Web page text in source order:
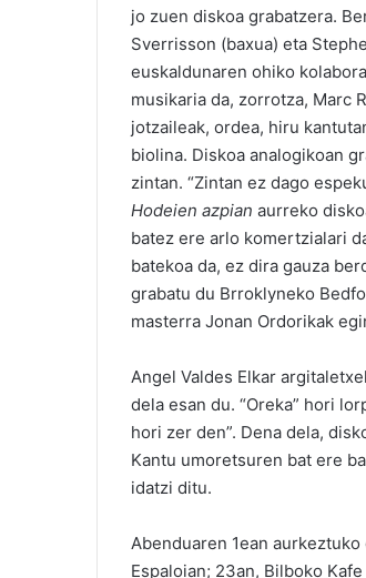
jo zuen diskoa grabatzera.
Sverrisson (baxua) eta
euskaldunaren ohiko
musikaria da, zorrotza, Marc
jotzaileak, ordea, hiru
biolina. Diskoa analogikoan
zintan. “Zintan ez dago
Hodeien azpian aurreko
batez ere arlo komertzialari
batekoa da, ez dira gauza
grabatu du Brroklyneko
masterra Jonan Ordorikak
Angel Valdes Elkar
dela esan du. “Oreka” hori
hori zer den”. Dena dela,
Kantu umoretsuren bat ere
idatzi ditu.
Abenduaren 1ean
Espaloian; 23an, Bilboko